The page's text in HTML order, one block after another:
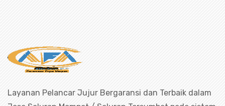
Layanan Pelancar Jujur Bergaransi dan Terbaik dalam